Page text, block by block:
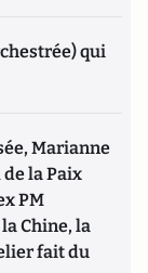
qui
Marianne
la Paix
PM
Chine, la
fait du